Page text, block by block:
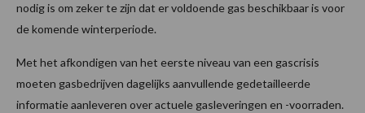
nodig is om zeker te zijn dat er voldoende gas beschikbaar is voor
de komende winterperiode.
Met het afkondigen van het eerste niveau van een gascrisis
moeten gasbedrijven dagelijks aanvullende gedetailleerde
informatie aanleveren over actuele gasleveringen en -voorraden.